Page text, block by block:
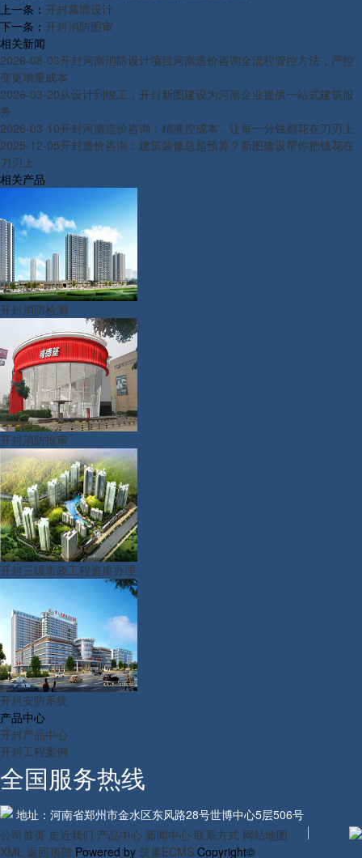
上一条： 开封幕墙设计
下一条： 开封消防图审
相关新闻
2026-08-03开封河南消防设计项目河南造价咨询全流程管控方法，严控
变更增量成本
2026-03-20从设计到竣工，开封新图建设为河南企业提供一站式建筑服
务
2026-03-10开封河南造价咨询：精准控成本，让每一分钱都花在刀刃上
2025-12-05开封造价咨询：建筑装修总超预算？新图建设帮你把钱花在
刀刃上
相关产品
开封消防检测
开封消防报审
开封三级市政工程资质办理
开封安防系统
产品中心
开封产品中心
开封工程案例
全国服务热线
地址：河南省郑州市金水区东风路28号世博中心5层506号
公司首页 走近我们 产品中心 新闻中心 联系方式 网站地图
XML 返回顶部 Powered by 筑巢ECMS Copyright©